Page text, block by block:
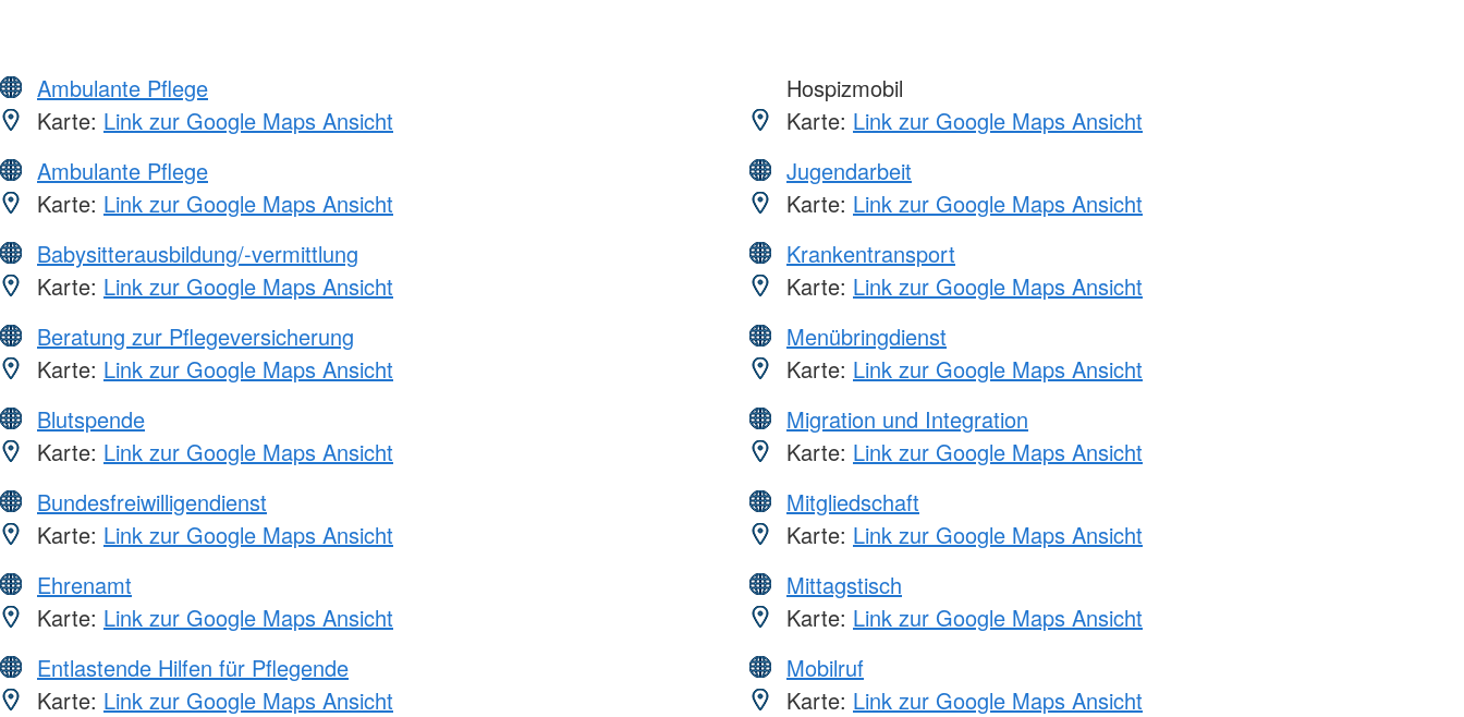
Ambulante Pflege
Karte: Link zur Google Maps Ansicht
Ambulante Pflege
Karte: Link zur Google Maps Ansicht
Babysitterausbildung/-vermittlung
Karte: Link zur Google Maps Ansicht
Beratung zur Pflegeversicherung
Karte: Link zur Google Maps Ansicht
Blutspende
Karte: Link zur Google Maps Ansicht
Bundesfreiwilligendienst
Karte: Link zur Google Maps Ansicht
Ehrenamt
Karte: Link zur Google Maps Ansicht
Entlastende Hilfen für Pflegende
Karte: Link zur Google Maps Ansicht
Hospizmobil
Karte: Link zur Google Maps Ansicht
Jugendarbeit
Karte: Link zur Google Maps Ansicht
Krankentransport
Karte: Link zur Google Maps Ansicht
Menübringdienst
Karte: Link zur Google Maps Ansicht
Migration und Integration
Karte: Link zur Google Maps Ansicht
Mitgliedschaft
Karte: Link zur Google Maps Ansicht
Mittagstisch
Karte: Link zur Google Maps Ansicht
Mobilruf
Karte: Link zur Google Maps Ansicht